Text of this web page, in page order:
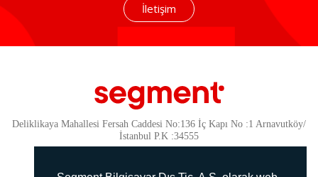
İletişim
Deliklikaya Mahallesi Fersah Caddesi No:136 İç Kapı No :1 Arnavutköy/
İstanbul P.K :34555
Güvenlik
KVKK Politikamız